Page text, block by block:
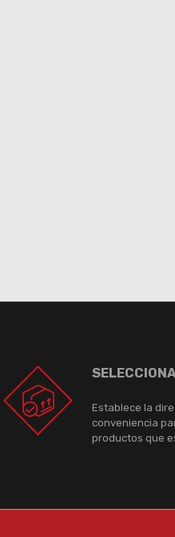
Establece la
conveniencia
productos que